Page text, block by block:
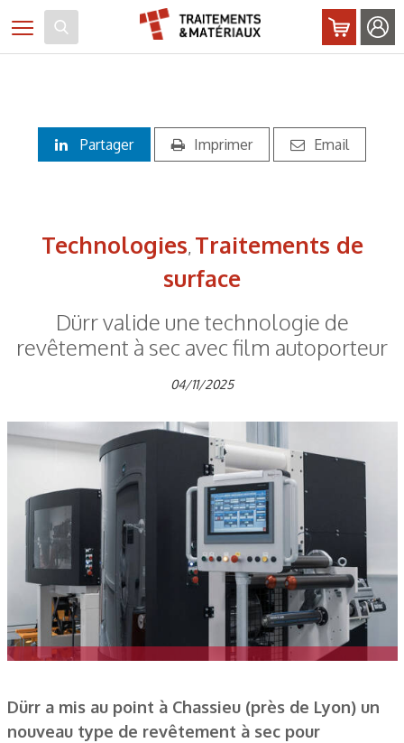
Toggle navigation
Partager Imprimer Email
Technologies, Traitements de
surface
Dürr valide une technologie de
revêtement à sec avec film autoporteur
04/11/2025
Dürr a mis au point à Chassieu (près de Lyon) un
nouveau type de revêtement à sec pour
Panneau de gestion des cookies